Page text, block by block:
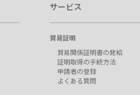
サービス
貿易証明
貿易関係証明書の発給
証明取得の手続方法
申請者の登録
よくある質問